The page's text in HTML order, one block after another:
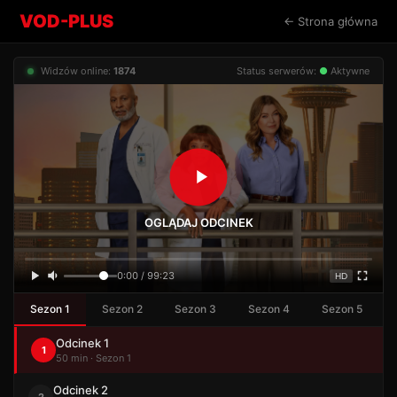
VOD-PLUS ← Strona główna
Widzów online: 1874 Status serwerów: ● Aktywne
OGLĄDAJ ODCINEK
0:00 / 99:23 HD
Sezon 1 Sezon 2 Sezon 3 Sezon 4 Sezon 5
1 Odcinek 1
50 min · Sezon 1
Odcinek 2